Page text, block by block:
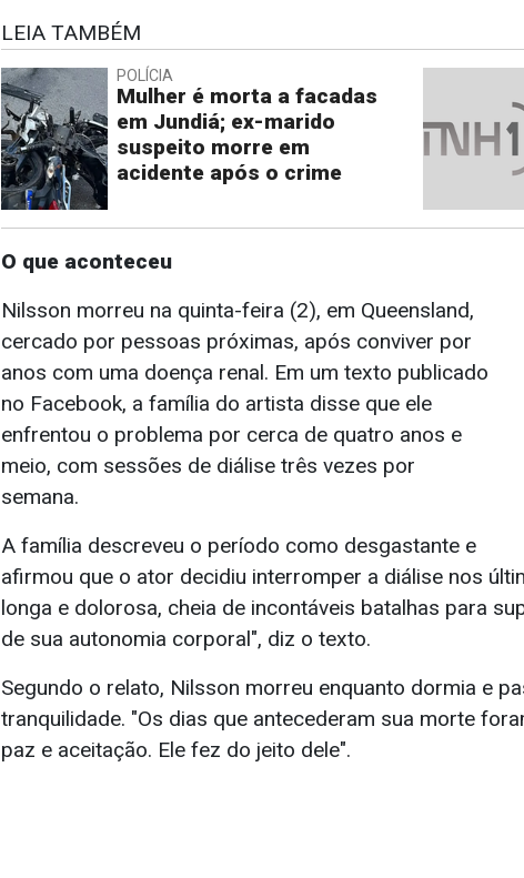
LEIA TAMBÉM
POLÍCIA
Mulher é morta a facadas
em Jundiá; ex-marido
suspeito morre em
acidente após o crime
O que aconteceu
Nilsson morreu na quinta-feira (2), em Queensland,
cercado por pessoas próximas, após conviver por
anos com uma doença renal. Em um texto publicado
no Facebook, a família do artista disse que ele
enfrentou o problema por cerca de quatro anos e
meio, com sessões de diálise três vezes por
semana.
A família descreveu o período como desgastante e
afirmou que o ator decidiu interromper a diálise nos
longa e dolorosa, cheia de incontáveis batalhas para
de sua autonomia corporal", diz o texto.
Segundo o relato, Nilsson morreu enquanto dormia e
tranquilidade. "Os dias que antecederam sua morte
paz e aceitação. Ele fez do jeito dele".